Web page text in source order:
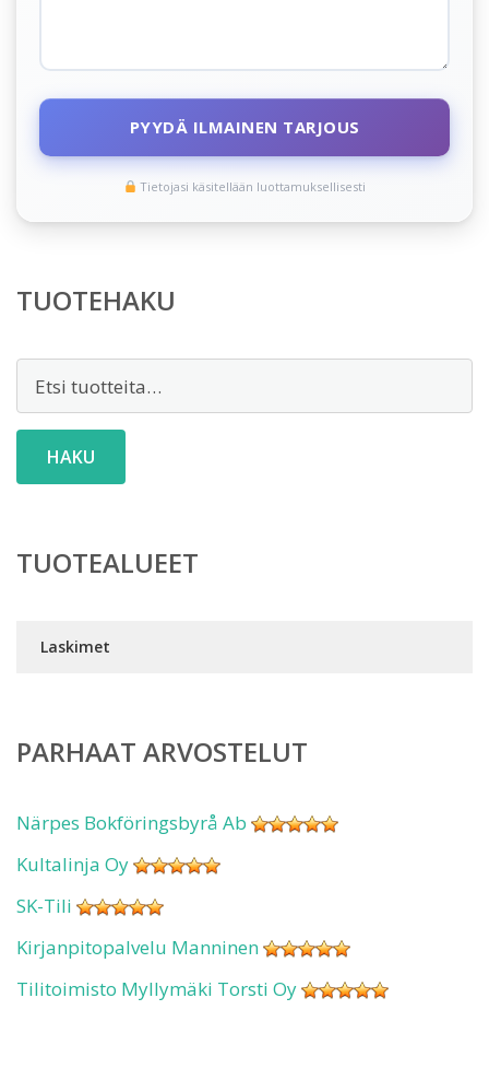
PYYDÄ ILMAINEN TARJOUS
Tietojasi käsitellään luottamuksellisesti
TUOTEHAKU
HAKU
TUOTEALUEET
Laskimet
PARHAAT ARVOSTELUT
Närpes Bokföringsbyrå Ab
Kultalinja Oy
SK-Tili
Kirjanpitopalvelu Manninen
Tilitoimisto Myllymäki Torsti Oy